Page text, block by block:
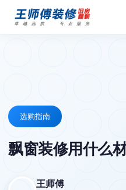
选购指南
飘窗装修用什么
王师傅